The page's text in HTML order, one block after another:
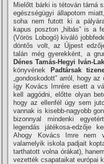
Mielőtt bárki is tétován tárná
egészségügyi állapotom
soha nem futott ki a
kapus poszton „hibás” is a
(Vörös Lobogó) kiváló
döntős volt, az Újpest
talán még gyerekként, a
Dénes Tamás-Hegyi Iván-
könyvének Padtársak
„gondoskodott” arról, hogy
í­gy Kovács Imrére esett a
kell aggódni, előtte olyan
hogy az ellenfél úgy sem
vannak is kisebb-nagyobb
bizonnyal mindenki
legendás játékosa-edzője
Ahogy Kovács Imre nem
valamelyik iskola padjait
tarthatott volna órákat),
vezették csapataikat európai